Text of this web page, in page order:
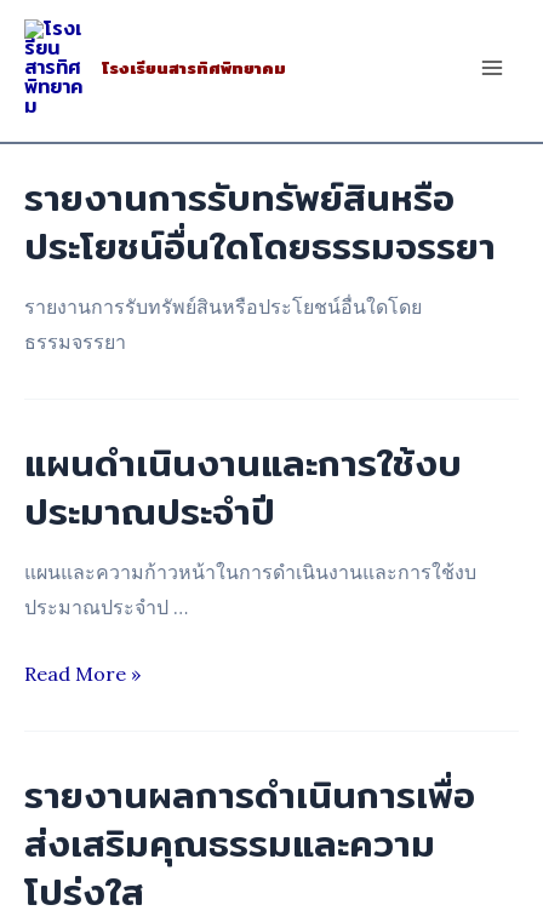
Skip
content
โรงเรียนสารทิศพิทยาคม
รายงานการรับทรัพย์สินหรือ
ประโยชน์อื่นใดโดยธรรมจรรยา
รายงานการรับทรัพย์สินหรือประโยชน์อื่นใดโดย
ธรรมจรรยา
แผนดำเนินงานและการใช้งบ
ประมาณประจำปี
แผนและความก้าวหน้าในการดำเนินงานและการใช้งบ
ประมาณประจำป …
แผน
การ
ใช้
งบ
Read More »
รายงานผลการดำเนินการเพื่อ
ส่งเสริมคุณธรรมและความ
โปร่งใส